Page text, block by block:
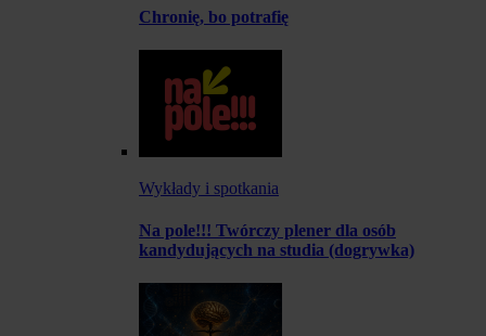
Chronię, bo potrafię
Wykłady i spotkania
Na pole!!! Twórczy plener dla osób
kandydujących na studia (dogrywka)